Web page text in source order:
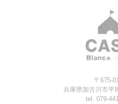
〒675-
兵庫県加古川市平
tel. 079-